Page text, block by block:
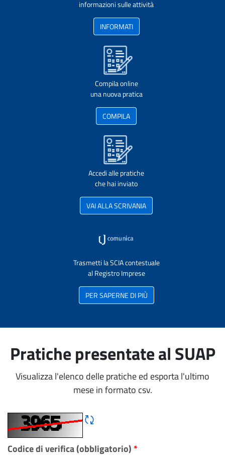
informazioni sulle attività
INFORMATI
Compila online
una nuova pratica
COMPILA
Accedi alle pratiche
che hai inviato
VAI ALLA SCRIVANIA
Trasmetti la SCIA contestuale
al Registro Imprese
PER SAPERNE DI PIÙ
Pratiche presentate al SUAP
Visualizza l'elenco delle pratiche ed esporta l'ultimo
mese in formato csv.
Rigene CAPTCHA
Codice di verifica (obbligatorio) *